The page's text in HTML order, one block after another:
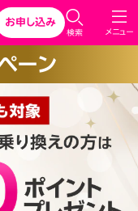
メニュー
検索
お申し込み
ーン
C
l
s
e